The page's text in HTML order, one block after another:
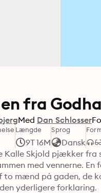
fra
Med Dan Schlosser
Længde
9T 16M
Sprog
Dansk
Kalle Skjold pjækker fra
med vennerne.
to mænd på gaden, de
yderligere forklaring.